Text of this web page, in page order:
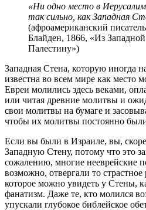
«Ни одно место в
так сильно, как Западная
(афроамериканский
Блайден, 1866, «Из
Палестину»)
Западная Стена, которую иногда
известна во всем мире как место
Евреи молились здесь веками,
или читая древние молитвы и
свои молитвы на бумаге и
чтобы их молитвы постоянно
Если вы были в Израиле, вы,
Западную Стену, потому что это
сожалению, многие нееврейские
возможно, отвергали то
которое можно увидеть у Стены,
фанатизм. Даже те, кто молился
упускали глубокое библейское